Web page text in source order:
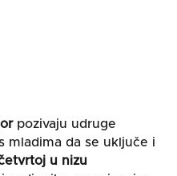
pozivaju udruge
mladima da se uključe i
u nizu